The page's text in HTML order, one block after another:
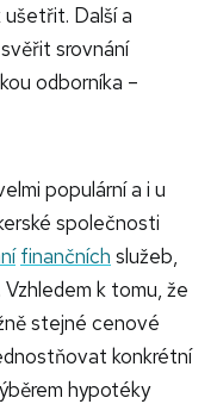
Další a
srovnání
odborníka –
populární a i u
společnosti
finančních služeb,
k tomu, že
stejné cenové
konkrétní
hypotéky